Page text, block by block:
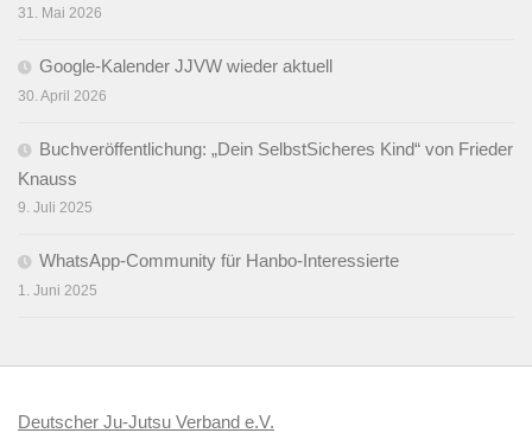
31. Mai 2026
Google-Kalender JJVW wieder aktuell
30. April 2026
Buchveröffentlichung: „Dein SelbstSicheres Kind“ von Frieder
Knauss
9. Juli 2025
WhatsApp-Community für Hanbo-Interessierte
1. Juni 2025
Deutscher Ju-Jutsu Verband e.V.